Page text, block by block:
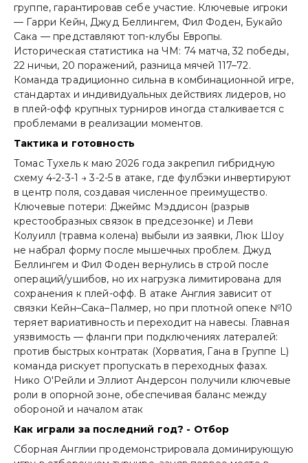
группе, гарантировав себе участие. Ключевые игроки
— Гарри Кейн, Джуд Беллингем, Фил Фоден, Букайо
Сака — представляют топ-клубы Европы.
Историческая статистика на ЧМ: 74 матча, 32 победы,
22 ничьи, 20 поражений, разница мячей 117–72.
Команда традиционно сильна в комбинационной игре,
стандартах и индивидуальных действиях лидеров, но
в плей-офф крупных турниров иногда сталкивается с
проблемами в реализации моментов.
Тактика и готовность
Томас Тухель к маю 2026 года закрепил гибридную
схему 4-2-3-1 → 3-2-5 в атаке, где фулбэки инвертируют
в центр поля, создавая численное преимущество.
Ключевые потери: Джеймс Мэддисон (разрыв
крестообразных связок в предсезонке) и Леви
Колуилл (травма колена) выбыли из заявки, Люк Шоу
не набрал форму после мышечных проблем. Джуд
Беллингем и Фил Фоден вернулись в строй после
операций/ушибов, но их нагрузка лимитирована для
сохранения к плей-офф. В атаке Англия зависит от
связки Кейн–Сака–Палмер, но при плотной опеке №10
теряет вариативность и переходит на навесы. Главная
уязвимость — фланги при подключениях латералей:
против быстрых контратак (Хорватия, Гана в Группе L)
команда рискует пропускать в переходных фазах.
Нико О'Рейли и Эллиот Андерсон получили ключевые
роли в опорной зоне, обеспечивая баланс между
обороной и началом атак
Как игpали за последний год? - Отбоp
Сборная Англии продемонстрировала доминирующую